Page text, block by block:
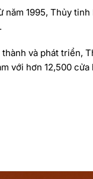
năm 1995, Thủy
thành và phát triển,
với hơn 12,500